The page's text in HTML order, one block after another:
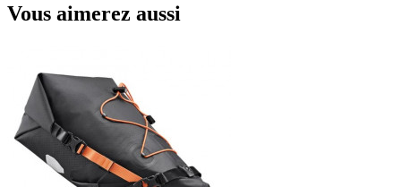
Vous aimerez aussi